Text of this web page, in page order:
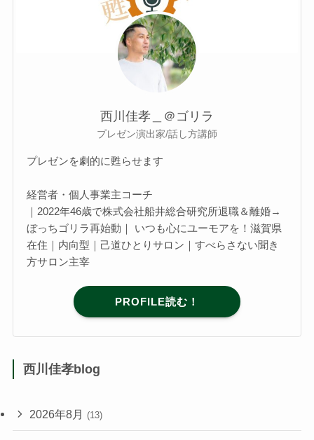
西川佳孝＿＠ゴリラ
プレゼン演出家/話し方講師
プレゼンを劇的に甦らせます
経営者・個人事業主コーチ
｜2022年46歳で株式会社船井総合研究所退職＆離婚→
ぼっちゴリラ再始動｜ いつも心にユーモアを！滋賀県
在住｜内向型｜己道ひとりサロン｜すべらさない聞き
方サロン主宰
PROFILE読む！
西川佳孝blog
2026年8月 (13)